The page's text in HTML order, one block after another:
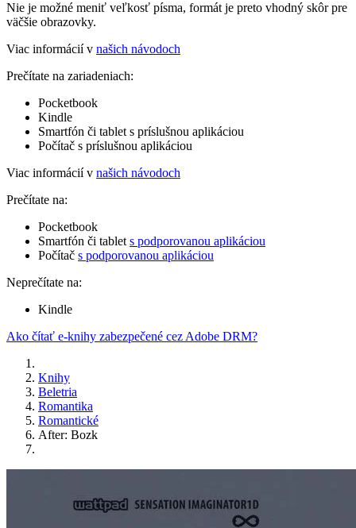
Nie je možné meniť veľkosť písma, formát je preto vhodný skôr pre
väčšie obrazovky.
Viac informácií v našich návodoch
Prečítate na zariadeniach:
Pocketbook
Kindle
Smartfón či tablet s príslušnou aplikáciou
Počítač s príslušnou aplikáciou
Viac informácií v našich návodoch
Prečítate na:
Pocketbook
Smartfón či tablet s podporovanou aplikáciou
Počítač s podporovanou aplikáciou
Neprečítate na:
Kindle
Ako čítať e-knihy zabezpečené cez Adobe DRM?
Knihy
Beletria
Romantika
Romantické
After: Bozk